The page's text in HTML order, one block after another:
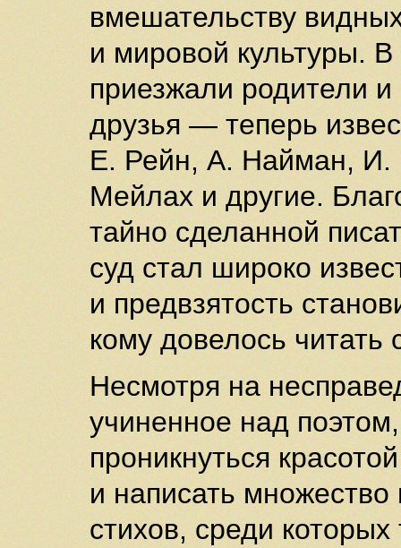
вмешательству
и мировой культуры.
приезжали родители
друзья — теперь
Е. Рейн, А. Найман,
Мейлах и другие.
тайно сделанной
суд стал широко
и предвзятость
кому довелось читать
Несмотря на
учиненное над
проникнуться
и написать
стихов, среди